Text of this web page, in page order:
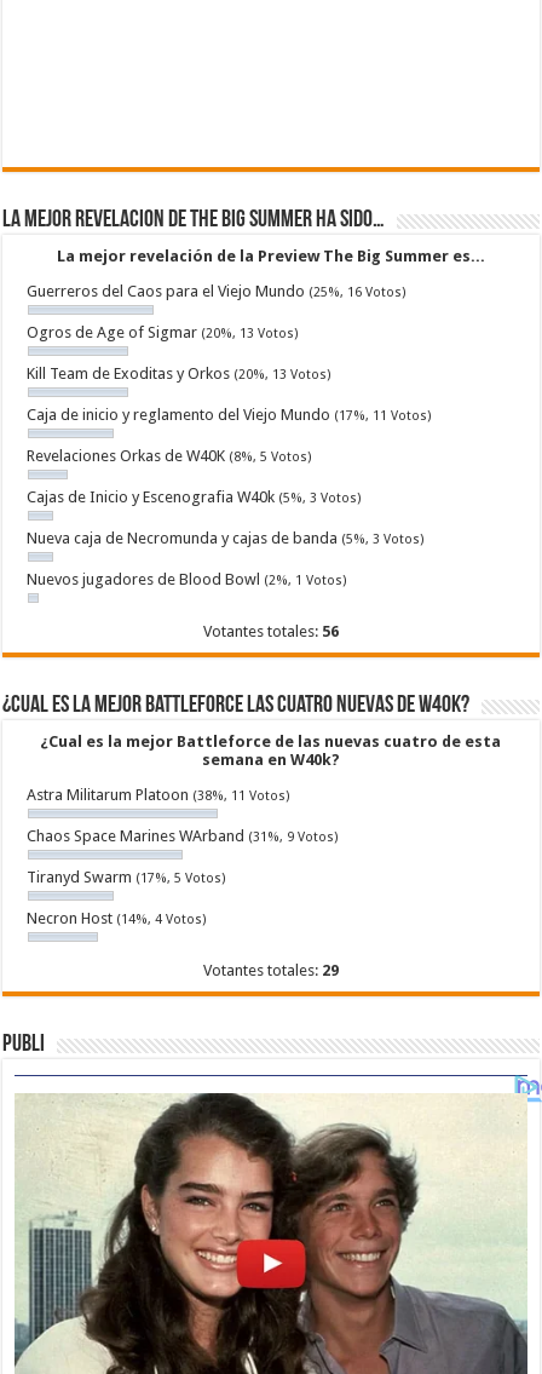
La mejor revelacion de The Big Summer ha sido…
La mejor revelación de la Preview The Big Summer es...
Guerreros del Caos para el Viejo Mundo (25%, 16 Votos)
Ogros de Age of Sigmar (20%, 13 Votos)
Kill Team de Exoditas y Orkos (20%, 13 Votos)
Caja de inicio y reglamento del Viejo Mundo (17%, 11 Votos)
Revelaciones Orkas de W40K (8%, 5 Votos)
Cajas de Inicio y Escenografia W40k (5%, 3 Votos)
Nueva caja de Necromunda y cajas de banda (5%, 3 Votos)
Nuevos jugadores de Blood Bowl (2%, 1 Votos)
Votantes totales: 56
¿Cual es la mejor Battleforce las cuatro nuevas de W40k?
¿Cual es la mejor Battleforce de las nuevas cuatro de esta
semana en W40k?
Astra Militarum Platoon (38%, 11 Votos)
Chaos Space Marines WArband (31%, 9 Votos)
Tiranyd Swarm (17%, 5 Votos)
Necron Host (14%, 4 Votos)
Votantes totales: 29
Publi